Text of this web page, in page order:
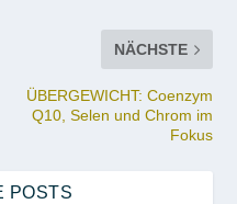
NÄCHSTE
ÜBERGEWICHT: Coenzym
Q10, Selen und Chrom im
Fokus
POSTS